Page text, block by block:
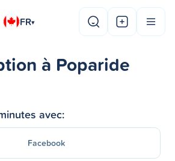
FR▾
à Poparide
avec:
Facebook